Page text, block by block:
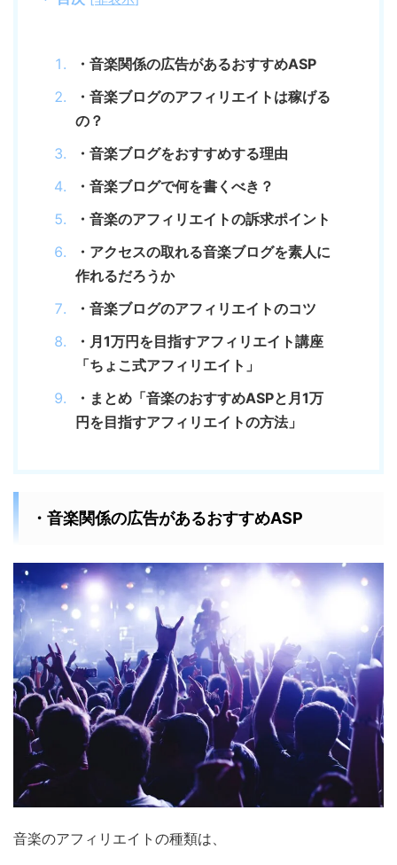
・音楽関係の広告があるおすすめASP
・音楽ブログのアフィリエイトは稼げる
の？
・音楽ブログをおすすめする理由
・音楽ブログで何を書くべき？
・音楽のアフィリエイトの訴求ポイント
・アクセスの取れる音楽ブログを素人に
作れるだろうか
・音楽ブログのアフィリエイトのコツ
・月1万円を目指すアフィリエイト講座
「ちょこ式アフィリエイト」
・まとめ「音楽のおすすめASPと月1万
円を目指すアフィリエイトの方法」
・音楽関係の広告があるおすすめASP
音楽のアフィリエイトの種類は、